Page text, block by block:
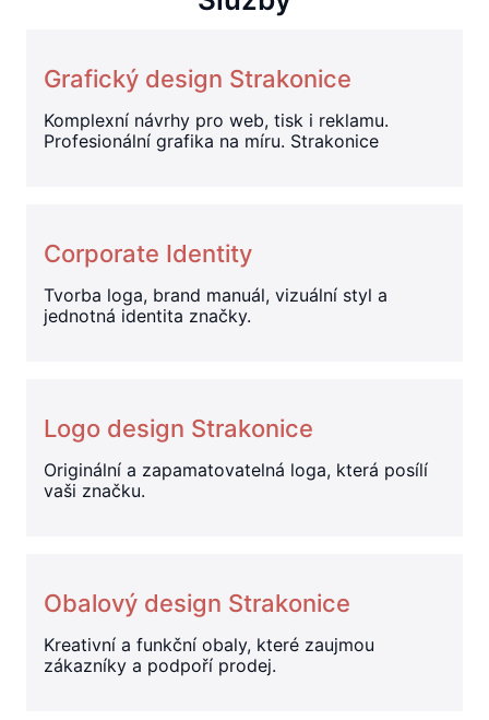
Grafický design Strakonice
Komplexní návrhy pro web, tisk i reklamu.
Profesionální grafika na míru. Strakonice
Corporate Identity
Tvorba loga, brand manuál, vizuální styl a
jednotná identita značky.
Logo design Strakonice
Originální a zapamatovatelná loga, která posílí
vaši značku.
Obalový design Strakonice
Kreativní a funkční obaly, které zaujmou
zákazníky a podpoří prodej.